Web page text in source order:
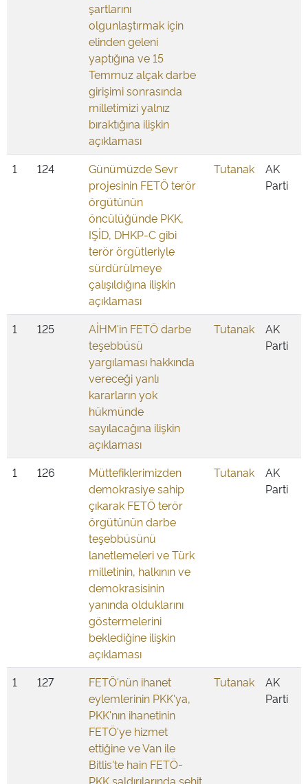
şartlarını
olgunlaştırmak için
elinden geleni
yaptığına ve 15
Temmuz alçak darbe
girişimi sonrasında
milletimizi yalnız
bıraktığına ilişkin
açıklaması
1 124
Günümüzde Sevr
projesinin FETÖ terör
örgütünün
öncülüğünde PKK,
IŞİD, DHKP-C gibi
terör örgütleriyle
sürdürülmeye
çalışıldığına ilişkin
açıklaması
Tutanak
AK
Parti
1 125
AİHM'in FETÖ darbe
teşebbüsü
yargılaması hakkında
vereceği yanlı
kararların yok
hükmünde
sayılacağına ilişkin
açıklaması
Tutanak
AK
Parti
1 126
Müttefiklerimizden
demokrasiye sahip
çıkarak FETÖ terör
örgütünün darbe
teşebbüsünü
lanetlemeleri ve Türk
milletinin, halkının ve
demokrasisinin
yanında olduklarını
göstermelerini
beklediğine ilişkin
açıklaması
Tutanak
AK
Parti
1 127
FETÖ'nün ihanet
eylemlerinin PKK'ya,
PKK'nın ihanetinin
FETÖ'ye hizmet
ettiğine ve Van ile
Bitlis'te hain FETÖ-
PKK saldırılarında şehit
Tutanak
AK
Parti